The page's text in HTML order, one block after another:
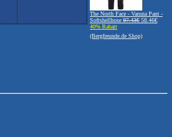
The North Face - Varuna Pant -
Softshellhose 97.43€ 58.46€
40% Rabatt
(Bergfreunde.de Shop)